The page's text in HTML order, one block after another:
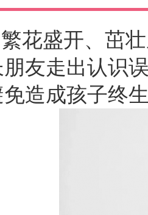
盛开、茁壮
友走出认识
造成孩子终